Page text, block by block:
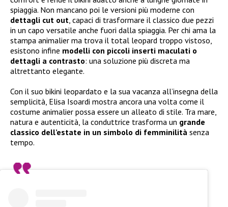
spiaggia. Non mancano poi le versioni più moderne con
dettagli cut out, capaci di trasformare il classico due pezzi
in un capo versatile anche fuori dalla spiaggia. Per chi ama la
stampa animalier ma trova il total leopard troppo vistoso,
esistono infine modelli con piccoli inserti maculati o
dettagli a contrasto: una soluzione più discreta ma
altrettanto elegante.
Con il suo bikini leopardato e la sua vacanza all’insegna della
semplicità, Elisa Isoardi mostra ancora una volta come il
costume animalier possa essere un alleato di stile. Tra mare,
natura e autenticità, la conduttrice trasforma un grande
classico dell’estate in un simbolo di femminilità senza
tempo.